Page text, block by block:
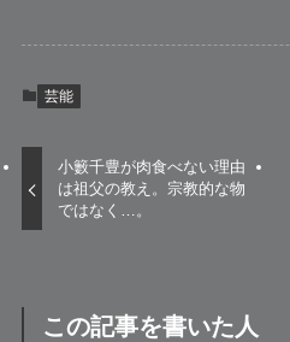
芸能
小籔千豊が肉食べない理由
は祖父の教え。宗教的な物
ではなく…。
この記事を書いた人